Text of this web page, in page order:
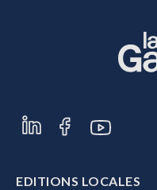
EDITIONS LOCALES